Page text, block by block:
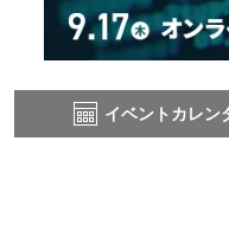
イベントカレン